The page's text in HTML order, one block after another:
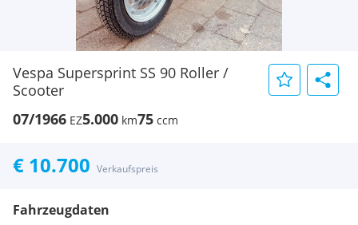
Vespa Supersprint SS 90 Roller /
Scooter
07/1966 EZ5.000 km75 ccm
€ 10.700 Verkaufspreis
Fahrzeugdaten